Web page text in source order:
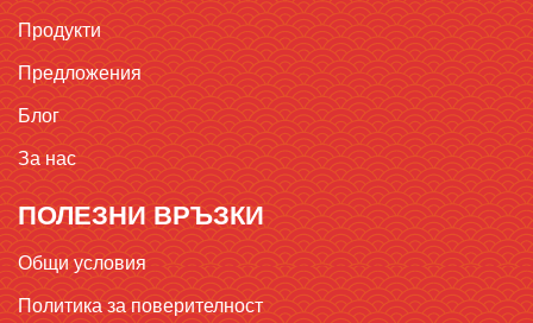
Продукти
Предложения
Блог
За нас
ПОЛЕЗНИ ВРЪЗКИ
Общи условия
Политика за поверителност